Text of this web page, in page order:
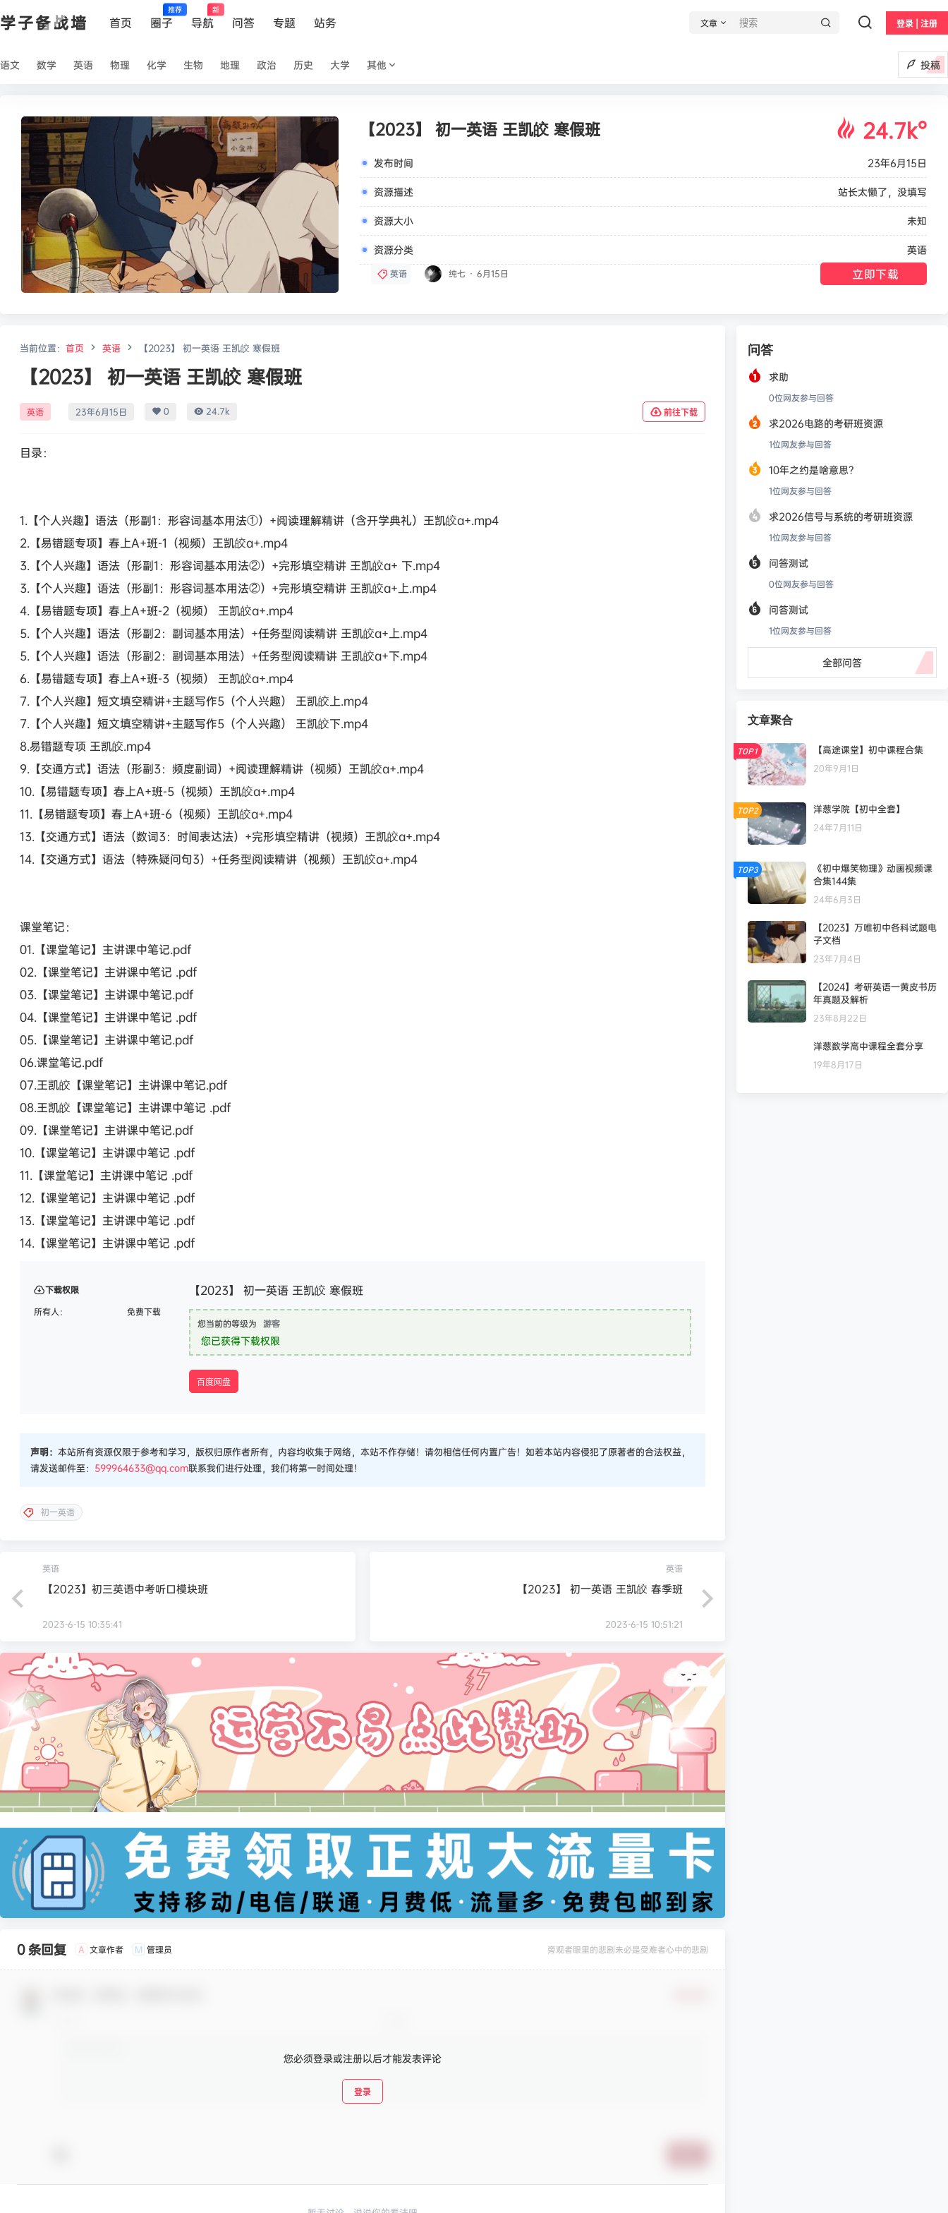
学子备战墙 首页 圈子
推荐
导航
新
问答 专题 站务 文章 登录 | 注册
语文 数学 英语 物理 化学 生物 地理 政治 历史 大学 其他 投稿
【2023】 初一英语 王凯皎 寒假班 24.7k°
发布时间 23年6月15日
资源描述 站长太懒了，没填写
资源大小 未知
资源分类 英语
英语 纯七 · 6月15日 立即下载
当前位置： 首页 英语 【2023】 初一英语 王凯皎 寒假班
【2023】 初一英语 王凯皎 寒假班
英语 23年6月15日 0 24.7k 前往下载
目录：
1.【个人兴趣】语法（形副1：形容词基本用法①）+阅读理解精讲（含开学典礼）王凯皎a+.mp4
2.【易错题专项】春上A+班-1（视频）王凯皎a+.mp4
3.【个人兴趣】语法（形副1：形容词基本用法②）+完形填空精讲 王凯皎a+ 下.mp4
3.【个人兴趣】语法（形副1：形容词基本用法②）+完形填空精讲 王凯皎a+上.mp4
4.【易错题专项】春上A+班-2（视频） 王凯皎a+.mp4
5.【个人兴趣】语法（形副2：副词基本用法）+任务型阅读精讲 王凯皎a+上.mp4
5.【个人兴趣】语法（形副2：副词基本用法）+任务型阅读精讲 王凯皎a+下.mp4
6.【易错题专项】春上A+班-3（视频） 王凯皎a+.mp4
7.【个人兴趣】短文填空精讲+主题写作5（个人兴趣） 王凯皎上.mp4
7.【个人兴趣】短文填空精讲+主题写作5（个人兴趣） 王凯皎下.mp4
8.易错题专项 王凯皎.mp4
9.【交通方式】语法（形副3：频度副词）+阅读理解精讲（视频）王凯皎a+.mp4
10.【易错题专项】春上A+班-5（视频）王凯皎a+.mp4
11.【易错题专项】春上A+班-6（视频）王凯皎a+.mp4
13.【交通方式】语法（数词3：时间表达法）+完形填空精讲（视频）王凯皎a+.mp4
14.【交通方式】语法（特殊疑问句3）+任务型阅读精讲（视频）王凯皎a+.mp4
课堂笔记：
01.【课堂笔记】主讲课中笔记.pdf
02.【课堂笔记】主讲课中笔记 .pdf
03.【课堂笔记】主讲课中笔记.pdf
04.【课堂笔记】主讲课中笔记 .pdf
05.【课堂笔记】主讲课中笔记.pdf
06.课堂笔记.pdf
07.王凯皎【课堂笔记】主讲课中笔记.pdf
08.王凯皎【课堂笔记】主讲课中笔记 .pdf
09.【课堂笔记】主讲课中笔记.pdf
10.【课堂笔记】主讲课中笔记 .pdf
11.【课堂笔记】主讲课中笔记 .pdf
12.【课堂笔记】主讲课中笔记 .pdf
13.【课堂笔记】主讲课中笔记 .pdf
14.【课堂笔记】主讲课中笔记 .pdf
下载权限
所有人：
免费下载
【2023】 初一英语 王凯皎 寒假班
您当前的等级为 游客
您已获得下载权限
百度网盘
声明： 本站所有资源仅限于参考和学习，版权归原作者所有，内容均收集于网络，本站不作存储！请勿相信任何内置广告！如若本站内容侵犯了原著者的合法权益，
请发送邮件至： 599964633@qq.com联系我们进行处理，我们将第一时间处理！
初一英语
英语
【2023】初三英语中考听口模块班
2023-6-15 10:35:41
英语
【2023】 初一英语 王凯皎 春季班
2023-6-15 10:51:21
0 条回复 A 文章作者 M 管理员 旁观者眼里的悲剧未必是受难者心中的悲剧
您必须登录或注册以后才能发表评论
登录
问答
求助
0位网友参与回答
求2026电路的考研班资源
1位网友参与回答
10年之约是啥意思？
1位网友参与回答
求2026信号与系统的考研班资源
1位网友参与回答
问答测试
0位网友参与回答
问答测试
1位网友参与回答
全部问答
文章聚合
TOP1 【高途课堂】初中课程合集
20年9月1日
TOP2 洋葱学院【初中全套】
24年7月11日
TOP3
《初中爆笑物理》动画视频课
合集144集
24年6月3日
【2023】万唯初中各科试题电
子文档
23年7月4日
【2024】考研英语一黄皮书历
年真题及解析
23年8月22日
洋葱数学高中课程全套分享
19年8月17日